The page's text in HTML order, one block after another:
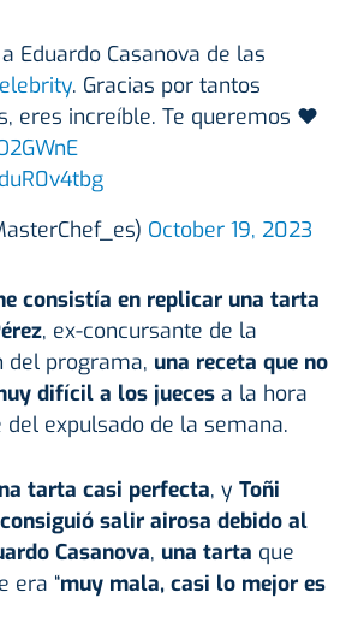
Eduardo Casanova de las
. Gracias por tantos
eres increíble. Te queremos ❤️
October 19, 2023
consistía en replicar una tarta
, ex-concursante de la
del programa, una receta que no
difícil a los jueces a la hora
expulsado de la semana.
tarta casi perfecta, y Toñi
consiguió salir airosa debido al
Casanova, una tarta que
era “muy mala, casi lo mejor es